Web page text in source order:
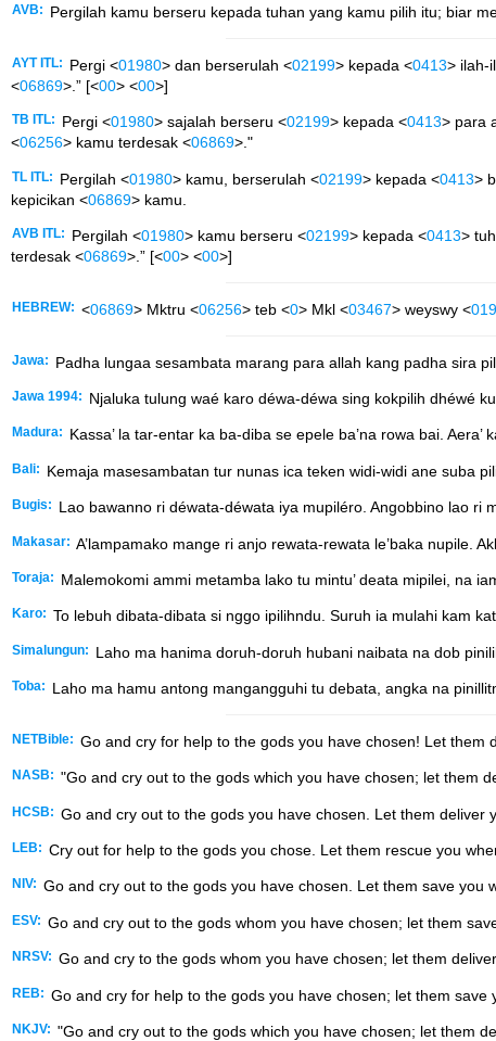
AVB: Pergilah kamu berseru kepada tuhan yang kamu pilih itu; biar
AYT ITL: Pergi <01980> dan berserulah <02199> kepada <0413> ilah-
<06869>.” [<00> <00>]
TB ITL: Pergi <01980> sajalah berseru <02199> kepada <0413> para
<06256> kamu terdesak <06869>."
TL ITL: Pergilah <01980> kamu, berserulah <02199> kepada <0413>
kepicikan <06869> kamu.
AVB ITL: Pergilah <01980> kamu berseru <02199> kepada <0413>
terdesak <06869>.” [<00> <00>]
HEBREW: <06869> Mktru <06256> teb <0> Mkl <03467> weyswy <
Jawa: Padha lungaa sesambata marang para allah kang padha sira
Jawa 1994: Njaluka tulung waé karo déwa-déwa sing kokpilih dhéwé
Madura: Kassa’ la tar-entar ka ba-diba se epele ba’na rowa bai.
Bali: Kemaja masesambatan tur nunas ica teken widi-widi ane suba
Bugis: Lao bawanno ri déwata-déwata iya mupiléro. Angobbino lao
Makasar: A’lampamako mange ri anjo rewata-rewata le’baka nupile.
Toraja: Malemokomi ammi metamba lako tu mintu’ deata mipilei, na
Karo: To lebuh dibata-dibata si nggo ipilihndu. Suruh ia mulahi kam
Simalungun: Laho ma hanima doruh-doruh hubani naibata na dob
Toba: Laho ma hamu antong mangangguhi tu debata, angka na
NETBible: Go and cry for help to the gods you have chosen! Let them
NASB: "Go and cry out to the gods which you have chosen; let them
HCSB: Go and cry out to the gods you have chosen. Let them deliver
LEB: Cry out for help to the gods you chose. Let them rescue you
NIV: Go and cry out to the gods you have chosen. Let them save you
ESV: Go and cry out to the gods whom you have chosen; let them
NRSV: Go and cry to the gods whom you have chosen; let them
REB: Go and cry for help to the gods you have chosen; let them save
NKJV: "Go and cry out to the gods which you have chosen; let them